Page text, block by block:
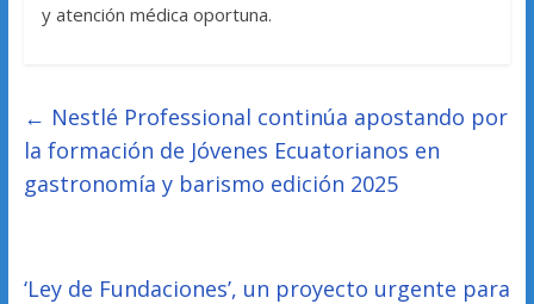
y atención médica oportuna.
← Nestlé Professional continúa apostando por
la formación de Jóvenes Ecuatorianos en
gastronomía y barismo edición 2025
‘Ley de Fundaciones’, un proyecto urgente para